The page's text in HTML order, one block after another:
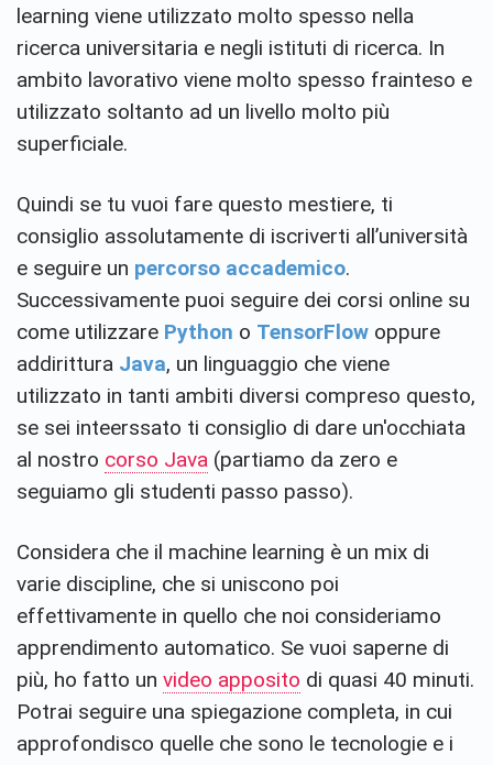
learning viene utilizzato molto spesso nella
ricerca universitaria e negli istituti di ricerca. In
ambito lavorativo viene molto spesso frainteso e
utilizzato soltanto ad un livello molto più
superficiale.
Quindi se tu vuoi fare questo mestiere, ti
consiglio assolutamente di iscriverti all’università
e seguire un percorso accademico.
Successivamente puoi seguire dei corsi online su
come utilizzare Python o TensorFlow oppure
addirittura Java, un linguaggio che viene
utilizzato in tanti ambiti diversi compreso questo,
se sei inteerssato ti consiglio di dare un'occhiata
al nostro corso Java (partiamo da zero e
seguiamo gli studenti passo passo).
Considera che il machine learning è un mix di
varie discipline, che si uniscono poi
effettivamente in quello che noi consideriamo
apprendimento automatico. Se vuoi saperne di
più, ho fatto un video apposito di quasi 40 minuti.
Potrai seguire una spiegazione completa, in cui
approfondisco quelle che sono le tecnologie e i